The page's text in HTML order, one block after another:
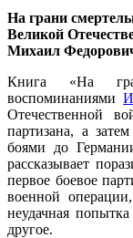
На грани
Великой
Михаил
Книга «На
воспоминаниями
Отечественной
партизана, а
боями до
рассказывает
первое боевое
военной
неудачная
другое.